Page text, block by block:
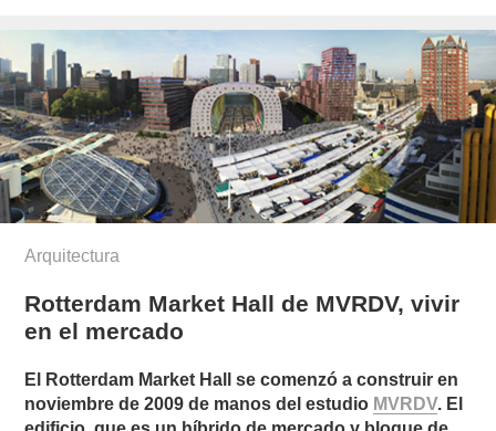
Arquitectura
Rotterdam Market Hall de MVRDV, vivir
en el mercado
El Rotterdam Market Hall se comenzó a construir en
noviembre de 2009 de manos del estudio MVRDV. El